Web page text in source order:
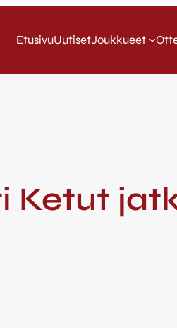
EtusivuUutisetJoukkueet
Ketut